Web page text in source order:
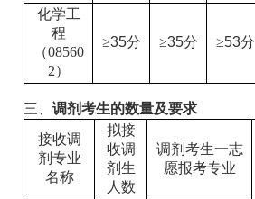
化学工
程
（08560
2）
≥35分 ≥35分 ≥53分
三、调剂考生的数量及要求
接收调
剂专业
名称
拟接
收调
剂生
人数
调剂考生一志
愿报考专业